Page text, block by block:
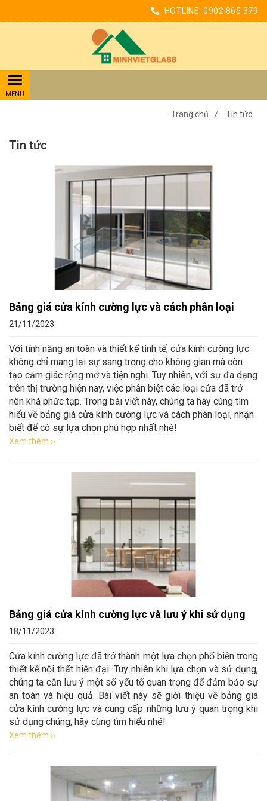
HOTLINE: 0902 865 379
Trang chủ / Tin tức
Tin tức
Bảng giá cửa kính cường lực và cách phân loại
21/11/2023
Với tính năng an toàn và thiết kế tinh tế, cửa kính cường lực
không chỉ mang lại sự sang trọng cho không gian mà còn
tạo cảm giác rộng mở và tiện nghi. Tuy nhiên, với sự đa dạng
trên thị trường hiện nay, việc phân biệt các loại cửa đã trở
nên khá phức tạp. Trong bài viết này, chúng ta hãy cùng tìm
hiểu về bảng giá cửa kính cường lực và cách phân loại, nhận
biết để có sự lựa chọn phù hợp nhất nhé!
Xem thêm ››
Bảng giá cửa kính cường lực và lưu ý khi sử dụng
18/11/2023
Cửa kính cường lực đã trở thành một lựa chọn phổ biến trong
thiết kế nội thất hiện đại. Tuy nhiên khi lựa chọn và sử dụng,
chúng ta cần lưu ý một số yếu tố quan trọng để đảm bảo sự
an toàn và hiệu quả. Bài viết này sẽ giới thiệu về bảng giá
cửa kính cường lực và cung cấp những lưu ý quan trọng khi
sử dụng chúng, hãy cùng tìm hiểu nhé!
Xem thêm ››